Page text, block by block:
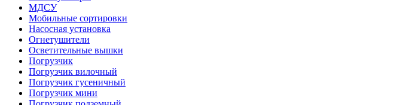
МДСУ
Мобильные сортировки
Насосная установка
Огнетушители
Осветительные вышки
Погрузчик
Погрузчик вилочный
Погрузчик гусеничный
Погрузчик мини